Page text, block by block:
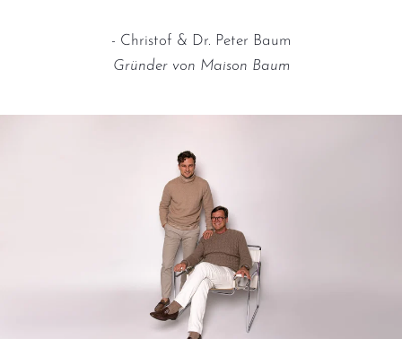
- Christof & Dr. Peter Baum
Gründer von Maison Baum